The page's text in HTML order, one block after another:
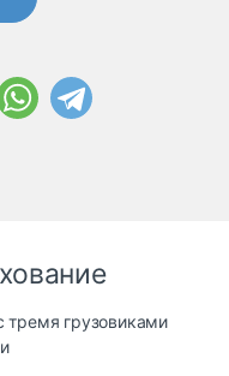
тремя грузовиками